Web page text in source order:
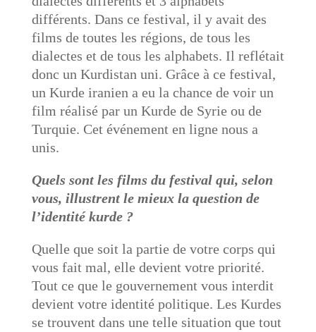
différents. Dans ce festival, il y avait des
films de toutes les régions, de tous les
dialectes et de tous les alphabets. Il reflétait
donc un Kurdistan uni. Grâce à ce festival,
un Kurde iranien a eu la chance de voir un
film réalisé par un Kurde de Syrie ou de
Turquie. Cet événement en ligne nous a
unis.
Quels sont les films du festival qui, selon
vous, illustrent le mieux la question de
l’identité kurde ?
Quelle que soit la partie de votre corps qui
vous fait mal, elle devient votre priorité.
Tout ce que le gouvernement vous interdit
devient votre identité politique. Les Kurdes
se trouvent dans une telle situation que tout